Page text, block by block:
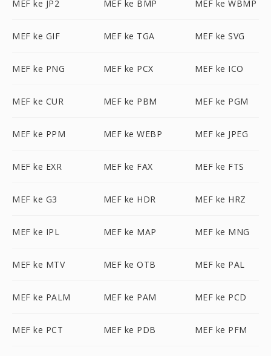
MEF ke JP2 MEF ke BMP MEF ke WBMP
MEF ke GIF MEF ke TGA MEF ke SVG
MEF ke PNG MEF ke PCX MEF ke ICO
MEF ke CUR MEF ke PBM MEF ke PGM
MEF ke PPM MEF ke WEBP MEF ke JPEG
MEF ke EXR MEF ke FAX MEF ke FTS
MEF ke G3 MEF ke HDR MEF ke HRZ
MEF ke IPL MEF ke MAP MEF ke MNG
MEF ke MTV MEF ke OTB MEF ke PAL
MEF ke PALM MEF ke PAM MEF ke PCD
MEF ke PCT MEF ke PDB MEF ke PFM